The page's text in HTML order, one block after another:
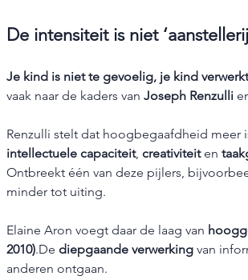
De intensiteit is niet
Je kind is niet te gevoelig, je kind
vaak naar de kaders van Joseph Renzulli
Renzulli stelt dat hoogbegaafdheid meer
intellectuele capaciteit, creativiteit en
Ontbreekt één van deze pijlers,
minder tot uiting.
Elaine Aron voegt daar de laag van
2010).De diepgaande verwerking van
anderen ontgaan.